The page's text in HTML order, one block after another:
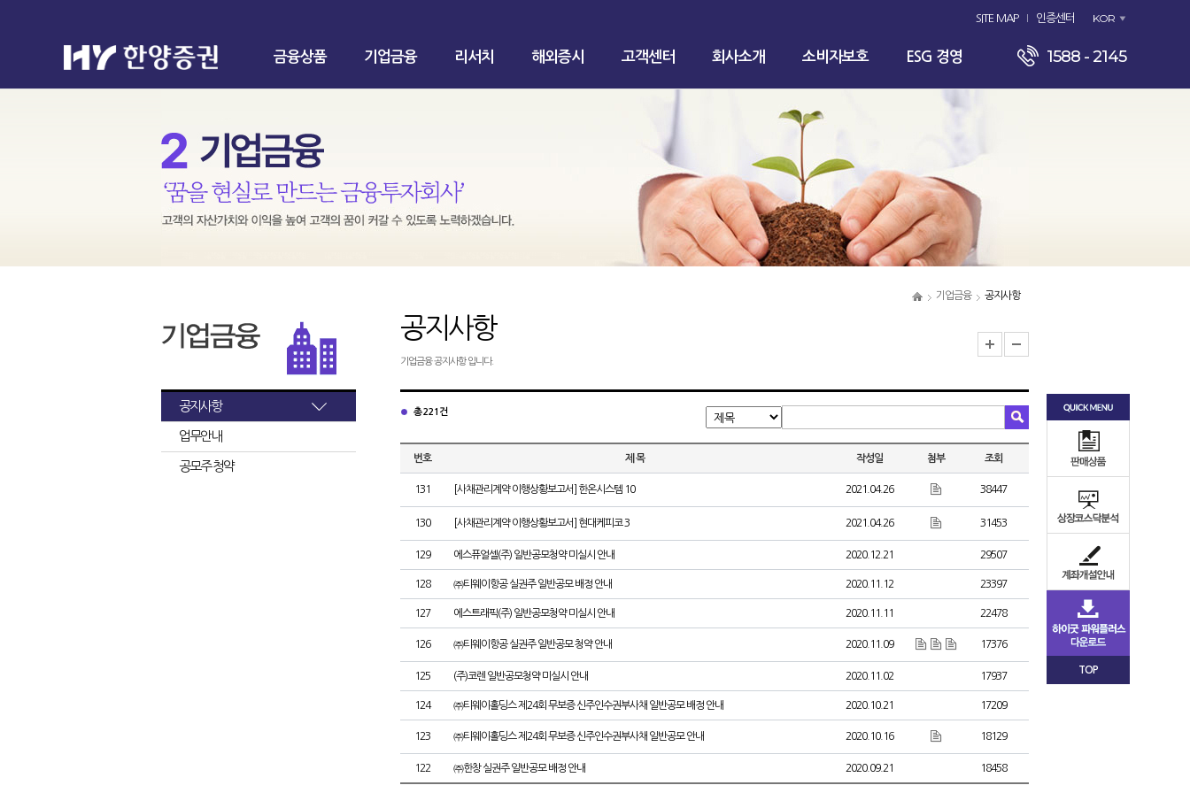
SITE MAP 인증센터 KOR
금융상품 기업금융 리서치 해외증시 고객센터 회사소개 소비자보호 ESG 경영 1588 - 2145
기업금융 공지사항
공지사항
업무안내
공모주 청약
공지사항
기업금융 공지사항 입니다.
총 221건
번호 제 목 작성일 첨부 조회
131 [사채관리계약 이행상황보고서] 한온시스템 10 2021.04.26 38447
130 [사채관리계약 이행상황보고서] 현대케피코 3 2021.04.26 31453
129 에스퓨얼셀(주) 일반공모청약 미실시 안내 2020.12.21 29507
128 ㈜티웨이항공 실권주 일반공모 배정 안내 2020.11.12 23397
127 에스트래픽(주) 일반공모청약 미실시 안내 2020.11.11 22478
126 ㈜티웨이항공 실권주 일반공모 청약 안내 2020.11.09 17376
125 (주)코렌 일반공모청약 미실시 안내 2020.11.02 17937
124 ㈜티웨이홀딩스 제24회 무보증 신주인수권부사채 일반공모 배정 안내 2020.10.21 17209
123 ㈜티웨이홀딩스 제24회 무보증 신주인수권부사채 일반공모 안내 2020.10.16 18129
122 ㈜한창 실권주 일반공모 배정 안내 2020.09.21 18458
TOP